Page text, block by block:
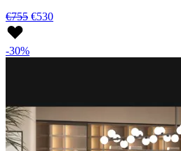
€755 €530
-30%